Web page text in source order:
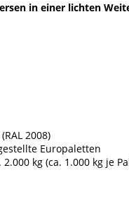
in einer lichten
2008)
Europaletten
kg (ca. 1.000 kg je